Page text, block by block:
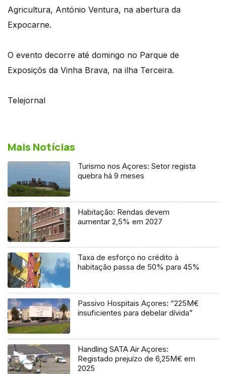
Agricultura, António Ventura, na abertura da
Expocarne.
O evento decorre até domingo no Parque de
Exposiçõs da Vinha Brava, na ilha Terceira.
Telejornal
Mais Notícias
Turismo nos Açores: Setor regista
quebra há 9 meses
Habitação: Rendas devem
aumentar 2,5% em 2027
Taxa de esforço no crédito à
habitação passa de 50% para 45%
Passivo Hospitais Açores: “225M€
insuficientes para debelar dívida”
Handling SATA Air Açores:
Registado prejuízo de 6,25M€ em
2025